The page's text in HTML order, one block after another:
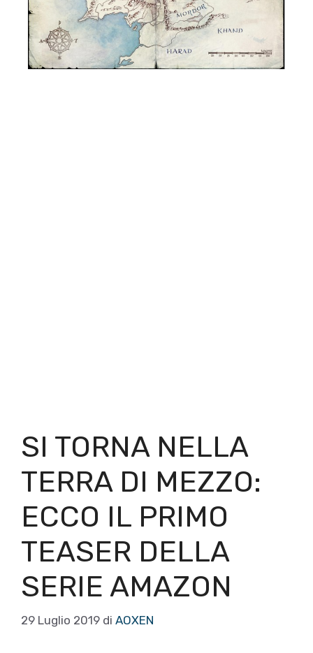
SI TORNA NELLA
TERRA DI MEZZO:
ECCO IL PRIMO
TEASER DELLA
SERIE AMAZON
29 Luglio 2019 di AOXEN